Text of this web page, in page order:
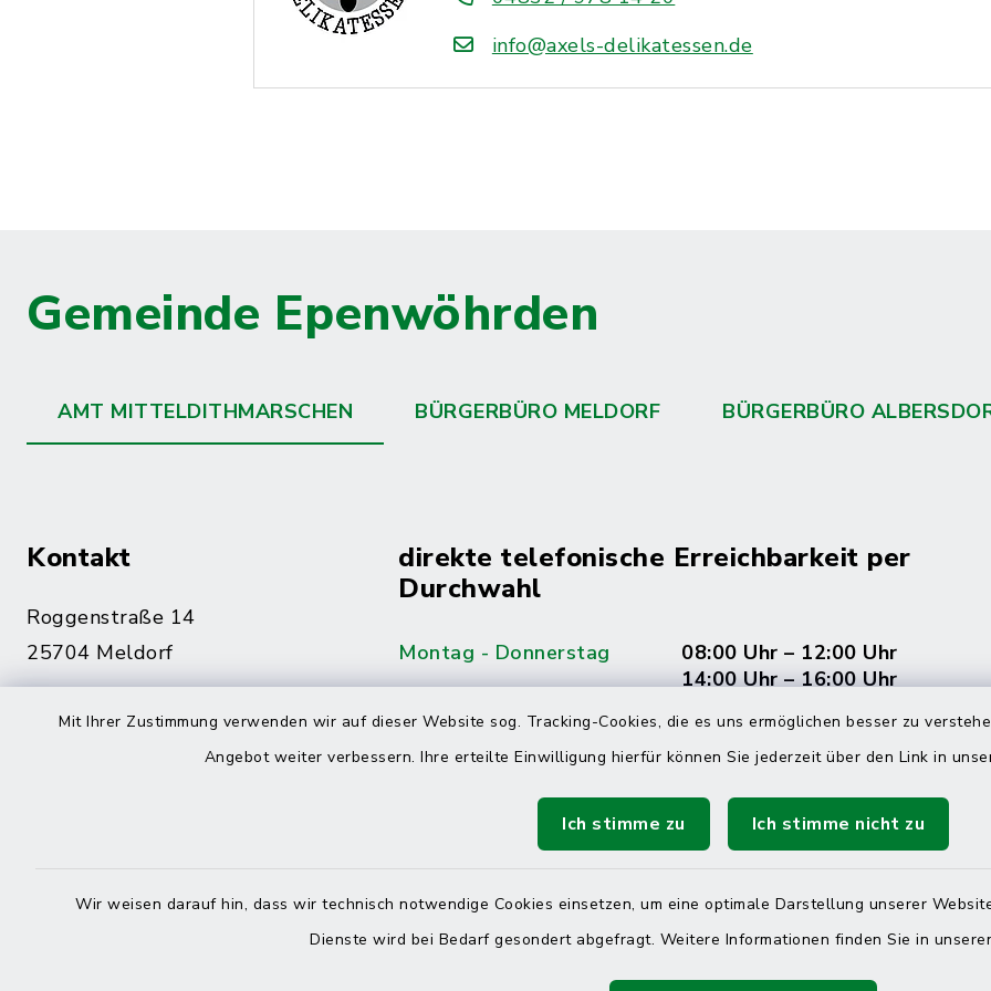
Mit Ihrer Zustimmung verwenden wir auf dieser Website sog. Tracking-Cookies, die es uns ermöglichen besser zu
Angebot weiter verbessern. Ihre erteilte Einwilligung hierfür können Sie jederzeit über den Link in
Ich stimme zu Ich stimme nicht zu
Wir weisen darauf hin, dass wir technisch notwendige Cookies einsetzen, um eine optimale Darstellung unserer
Dienste wird bei Bedarf gesondert abgefragt. Weitere Informationen finden Sie in
info@axels-delikatessen.de
Gemeinde Epenwöhrden
AMT MITTELDITHMARSCHEN BÜRGERBÜRO MELDORF BÜRGERBÜRO
Kontakt
Roggenstraße 14
25704 Meldorf
04832 6065-215
direkte telefonische Erreichbarkeit per
Durchwahl
Montag - Donnerstag
08:00 Uhr – 12:00 Uhr
14:00 Uhr – 16:00 Uhr
Freitag
08:00 Uhr – 12:00 Uhr
Online-Terminvereinbarung
Haben Sie ein dringendes Anliegen, finden aber online
keinen zeitnahen Termin? Rufen Sie uns gerne unter der
Telefonnummer 04832 6065 0 an!